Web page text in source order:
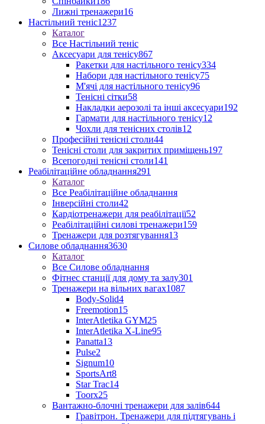
Лижні тренажери16
Настільний теніс1237
Каталог
Все Настільний теніс
Аксесуари для тенісу867
Ракетки для настільного тенісу334
Набори для настільного тенісу75
М'ячі для настільного тенісу96
Тенісні сітки58
Накладки аерозолі та інші аксесуари192
Гармати для настільного тенісу12
Чохли для тенісних столів12
Професійні тенісні столи44
Тенісні столи для закритих приміщень197
Всепогодні тенісні столи141
Реабілітаційне обладнання291
Каталог
Все Реабілітаційне обладнання
Інверсійні столи42
Кардіотренажери для реабілітації52
Реабілітаційні силові тренажери159
Тренажери для розтягування13
Силове обладнання3630
Каталог
Все Силове обладнання
Фітнес станції для дому та залу301
Тренажери на вільних вагах1087
Body-Solid4
Freemotion15
InterAtletika GYM25
InterAtletika X-Line95
Panatta13
Pulse2
Signum10
SportsArt8
Star Trac14
Toorx25
Вантажно-блочні тренажери для залів644
Гравітрон. Тренажери для підтягувань і